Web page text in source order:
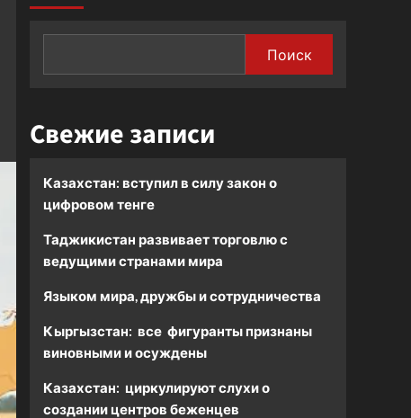
Поиск
Свежие записи
Казахстан: вступил в силу закон о
цифровом тенге
Таджикистан развивает торговлю с
ведущими странами мира
Языком мира, дружбы и сотрудничества
Кыргызстан: все фигуранты признаны
виновными и осуждены
Казахстан: циркулируют слухи о
создании центров беженцев